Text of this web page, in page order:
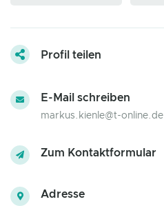
Profil teilen
E-Mail schreiben
markus.kienle@t-online.de
Zum Kontaktformular
Adresse